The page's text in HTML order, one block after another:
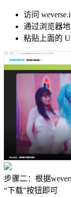
访问
通过浏览器
粘贴上面的
步骤二：根据
“下载”按钮即可